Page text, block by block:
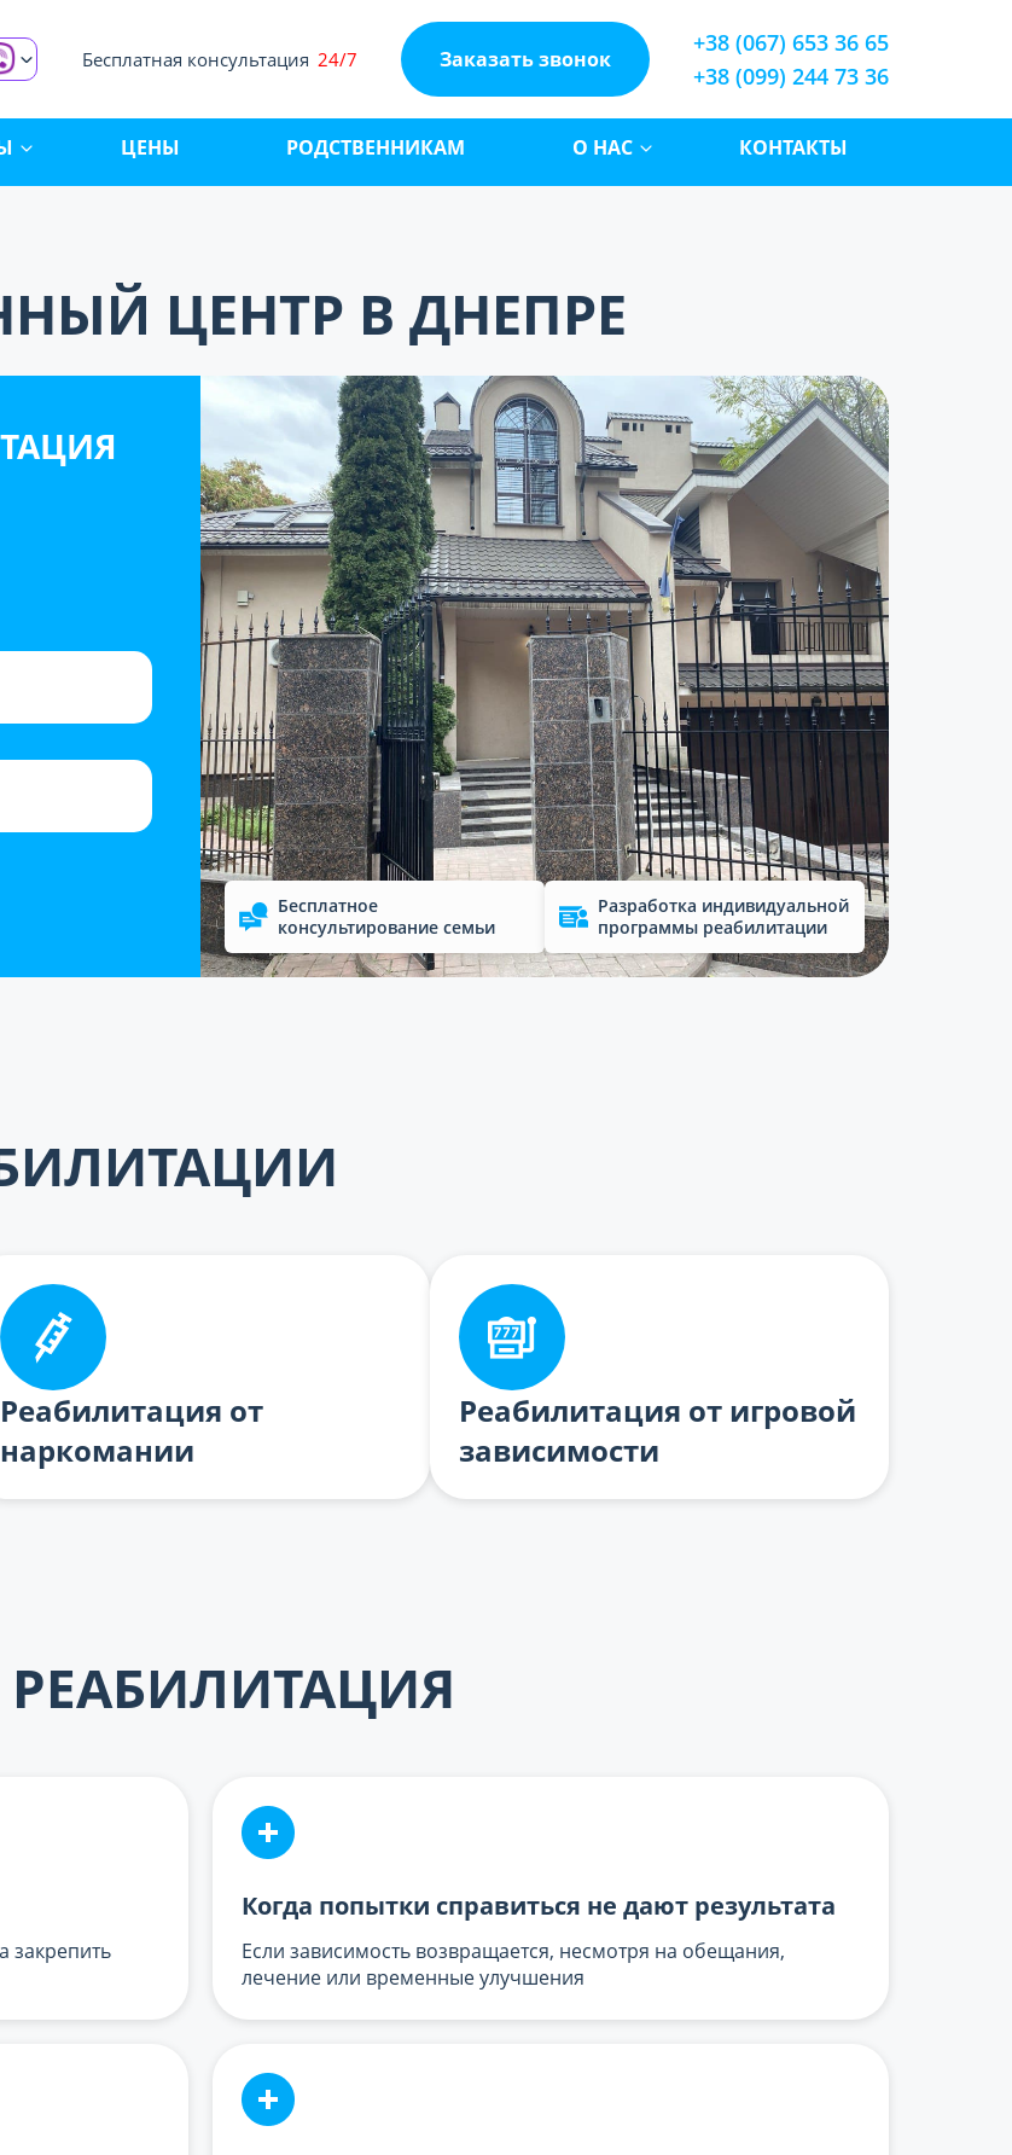
Бесплатная консультация 24/7 Заказать звонок
+38 (067) 653 36 65
+38 (099) 244 73 36
ЦЕНЫ РОДСТВЕННИКАМ О НАС КОНТАКТЫ
ЦЕНТР В ДНЕПРЕ
Бесплатное
консультирование семьи
Разработка индивидуальной
программы реабилитации
Реабилитация от
наркомании
Реабилитация от игровой
зависимости
закрепить
Когда попытки справиться не дают результата
Если зависимость возвращается, несмотря на обещания,
лечение или временные улучшения